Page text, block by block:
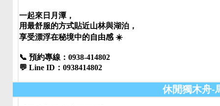
一起來日月潭，
用最舒服的方式貼近山林與湖泊，
享受漂浮在秘境中的自由感 ☀️
📞 預約專線：0938-414802
💬 Line ID：0938414802
休閒獨木舟-